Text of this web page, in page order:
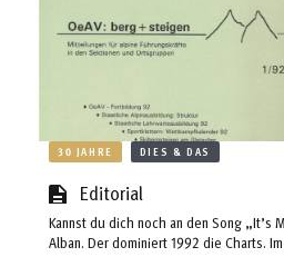
30 JAHRE DIES & DAS
Editorial
Kannst du dich noch an den Song „It’s
Alban. Der dominiert 1992 die Charts.